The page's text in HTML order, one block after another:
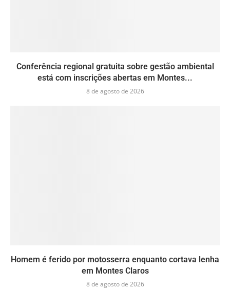
Conferência regional gratuita sobre gestão ambiental
está com inscrições abertas em Montes...
8 de agosto de 2026
Homem é ferido por motosserra enquanto cortava lenha
em Montes Claros
8 de agosto de 2026